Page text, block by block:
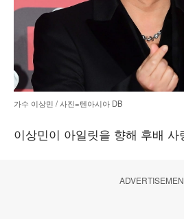
가수 이상민 / 사진=텐아시아 DB
이상민이 아일릿을 향해 후배 사